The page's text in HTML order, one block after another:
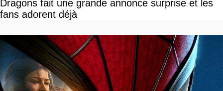
Dragons fait une grande annonce surprise et les
fans adorent déjà